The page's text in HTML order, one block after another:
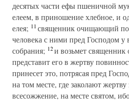
десятых части ефы пшеничной
елеем, в приношение хлебное, и
елея; 11священник очищающий
человека с ними пред Господом у
собрания; 12и возьмет священник
представит его в жертву
принесет это, потрясая пред
на том месте, где заколают жертву
всесожжение, на месте святом,